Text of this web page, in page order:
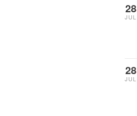
28
JUL
28
JUL